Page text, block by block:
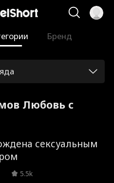
Бренд
Любовь с
сексуальным
5.5k